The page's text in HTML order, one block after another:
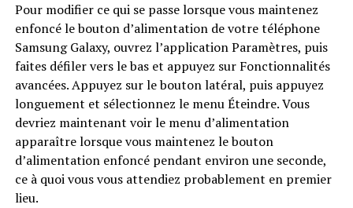
Pour modifier ce qui se passe lorsque vous maintenez
enfoncé le bouton d’alimentation de votre téléphone
Samsung Galaxy, ouvrez l’application Paramètres, puis
faites défiler vers le bas et appuyez sur Fonctionnalités
avancées. Appuyez sur le bouton latéral, puis appuyez
longuement et sélectionnez le menu Éteindre. Vous
devriez maintenant voir le menu d’alimentation
apparaître lorsque vous maintenez le bouton
d’alimentation enfoncé pendant environ une seconde,
ce à quoi vous vous attendiez probablement en premier
lieu.